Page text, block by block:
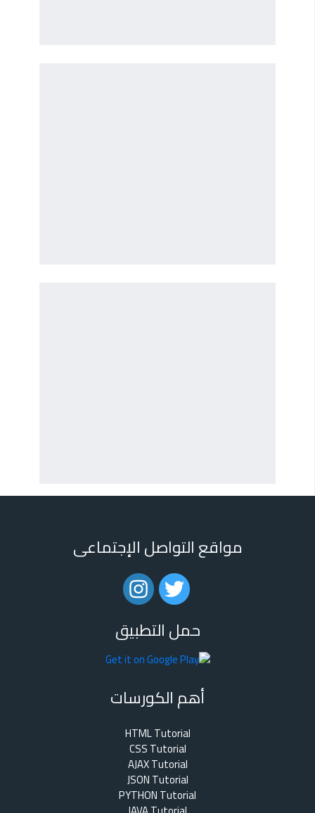
مواقع التواصل الإجتماعى
حمل التطبيق
أهم الكورسات
HTML Tutorial
CSS Tutorial
AJAX Tutorial
JSON Tutorial
PYTHON Tutorial